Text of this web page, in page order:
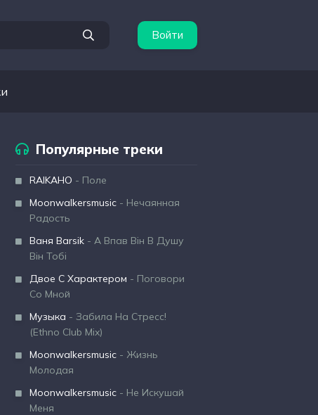
Войти
Популярные треки
RAIKAHO - Поле
Moonwalkersmusic - Нечаянная
Радость
Ваня Barsik - А Впав Він В Душу
Він Тобі
Двое С Характером - Поговори
Со Мной
Музыка - Забила На Стресс!
(Ethno Club Mix)
Moonwalkersmusic - Жизнь
Молодая
Moonwalkersmusic - Не Искушай
Меня